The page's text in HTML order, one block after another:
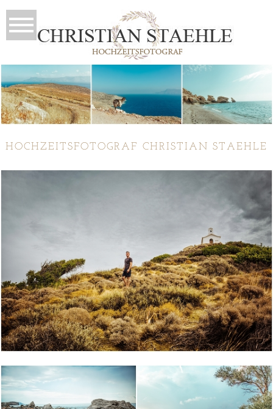
HOCHZEITSFOTOGRAF CHRISTIAN STAEHLE